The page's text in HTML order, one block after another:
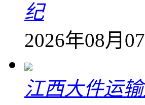
纪
2026年08月
江西大件运